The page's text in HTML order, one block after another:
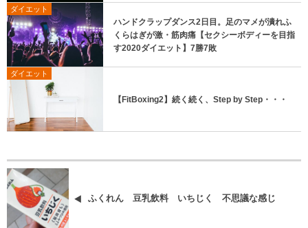
ダイエット
ハンドクラップダンス2日目。足のマメが潰れふ
くらはぎが激・筋肉痛【セクシーボディーを目指
す2020ダイエット】7勝7敗
ダイエット
【FitBoxing2】続く続く、Step by Step・・・
ふくれん 豆乳飲料 いちじく 不思議な感じ